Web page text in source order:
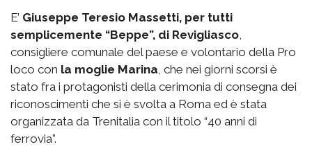
E’ Giuseppe Teresio Massetti, per tutti
semplicemente “Beppe”, di Revigliasco,
consigliere comunale del paese e volontario della Pro
loco con la moglie Marina, che nei giorni scorsi è
stato fra i protagonisti della cerimonia di consegna dei
riconoscimenti che si è svolta a Roma ed è stata
organizzata da Trenitalia con il titolo “40 anni di
ferrovia”.